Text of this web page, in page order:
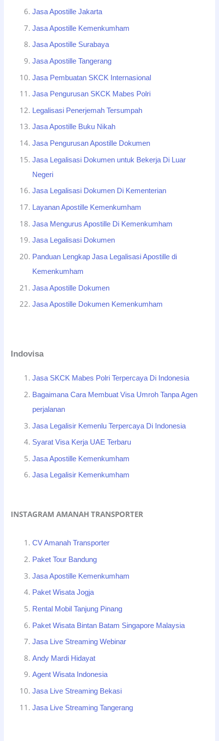
Jasa Apostille Jakarta
Jasa Apostille Kemenkumham
Jasa Apostille Surabaya
Jasa Apostille Tangerang
Jasa Pembuatan SKCK Internasional
Jasa Pengurusan SKCK Mabes Polri
Legalisasi Penerjemah Tersumpah
Jasa Apostille Buku Nikah
Jasa Pengurusan Apostille Dokumen
Jasa Legalisasi Dokumen untuk Bekerja Di Luar
Negeri
Jasa Legalisasi Dokumen Di Kementerian
Layanan Apostille Kemenkumham
Jasa Mengurus Apostille Di Kemenkumham
Jasa Legalisasi Dokumen
Panduan Lengkap Jasa Legalisasi Apostille di
Kemenkumham
Jasa Apostille Dokumen
Jasa Apostille Dokumen Kemenkumham
Indovisa
Jasa SKCK Mabes Polri Terpercaya Di Indonesia
Bagaimana Cara Membuat Visa Umroh Tanpa Agen
perjalanan
Jasa Legalisir Kemenlu Terpercaya Di Indonesia
Syarat Visa Kerja UAE Terbaru
Jasa Apostille Kemenkumham
Jasa Legalisir Kemenkumham
INSTAGRAM AMANAH TRANSPORTER
CV Amanah Transporter
Paket Tour Bandung
Jasa Apostille Kemenkumham
Paket Wisata Jogja
Rental Mobil Tanjung Pinang
Paket Wisata Bintan Batam Singapore Malaysia
Jasa Live Streaming Webinar
Andy Mardi Hidayat
Agent Wisata Indonesia
Jasa Live Streaming Bekasi
Jasa Live Streaming Tangerang